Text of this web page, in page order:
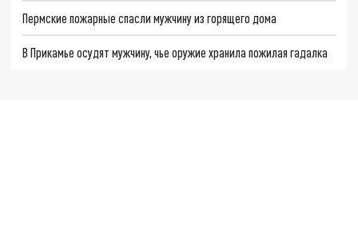
Пермские пожарные спасли мужчину из горящего дома
В Прикамье осудят мужчину, чье оружие хранила пожилая гадалка